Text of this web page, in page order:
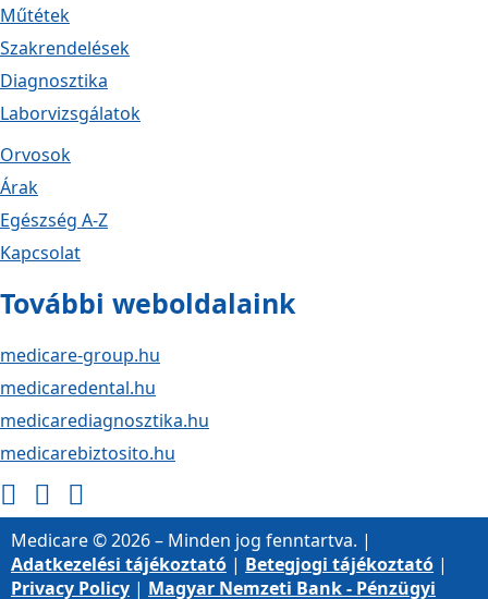
Műtétek
Szakrendelések
Diagnosztika
Laborvizsgálatok
Orvosok
Árak
Egészség A-Z
Kapcsolat
További weboldalaink
medicare-group.hu
medicaredental.hu
medicarediagnosztika.hu
medicarebiztosito.hu
Medicare © 2026 – Minden jog fenntartva. |
Adatkezelési tájékoztató | Betegjogi tájékoztató |
Privacy Policy | Magyar Nemzeti Bank - Pénzügyi